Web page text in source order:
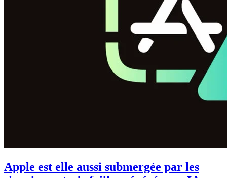
Apple est elle aussi submergée par les